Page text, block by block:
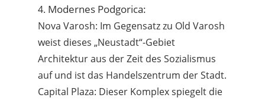
4. Modernes Podgorica:
Nova Varosh: Im Gegensatz zu Old Varosh
weist dieses „Neustadt“-Gebiet
Architektur aus der Zeit des Sozialismus
auf und ist das Handelszentrum der Stadt.
Capital Plaza: Dieser Komplex spiegelt die